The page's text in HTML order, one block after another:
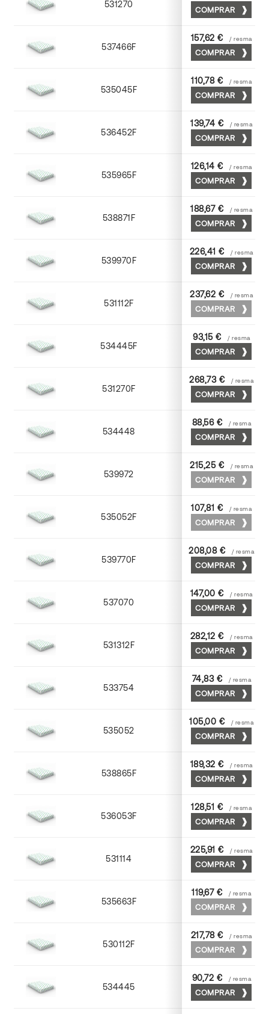
531270 70 x 100
COMPRAR
537466F 65 x 90
157,62 € / resma
COMPRAR
535045F 45 x 64
110,78 € / resma
COMPRAR
536452F 52 x 70
139,74 € / resma
COMPRAR
535965F 65 x 90
126,14 € / resma
COMPRAR
538871F 70 x 100
188,67 € / resma
COMPRAR
539970F 70 x 100
226,41 € / resma
COMPRAR
531112F 72 x 102
237,62 € / resma
COMPRAR
534445F 45 x 64
93,15 € / resma
COMPRAR
531270F 70 x 100
268,73 € / resma
COMPRAR
534448 45 x 64
88,56 € / resma
COMPRAR
539972 70 x 100
215,25 € / resma
COMPRAR
535052F 52 x 70
107,81 € / resma
COMPRAR
539770F 70 x 100
208,08 € / resma
COMPRAR
537070 70 x 100
147,00 € / resma
COMPRAR
531312F 72 x 102
282,12 € / resma
COMPRAR
533754 52 x 70
74,83 € / resma
COMPRAR
535052 52 x 70
105,00 € / resma
COMPRAR
538865F 65 x 90
189,32 € / resma
COMPRAR
536053F 53 x 75
128,51 € / resma
COMPRAR
531114 72 x 102
225,91 € / resma
COMPRAR
535663F 63 x 88
119,67 € / resma
COMPRAR
530112F 72 x 102
217,78 € / resma
COMPRAR
534445 45 x 64
90,72 € / resma
COMPRAR